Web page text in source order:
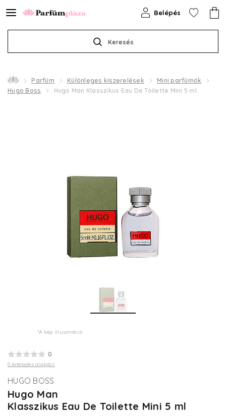
Keresés
Belépés
Parfüm Különleges kiszerelések
Mini parfümök
Hugo Boss
Hugo Man Klasszikus Eau De Toilette Mini 5 ml
*A kép illusztráció
0
0 értékelés alapján
HUGO BOSS
Hugo Man
Klasszikus Eau De Toilette Mini 5 ml